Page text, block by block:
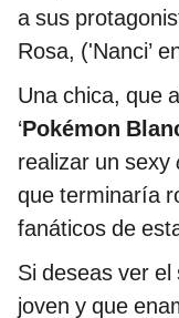
a sus
Rosa, ('Nanci’
Una chica, que
‘Pokémon
realizar un sexy
que terminaría
fanáticos de
Si deseas ver el
joven y que